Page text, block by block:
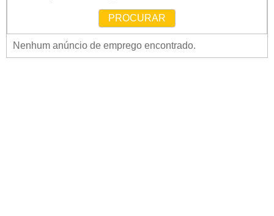
PROCURAR
Nenhum anúncio de emprego encontrado.